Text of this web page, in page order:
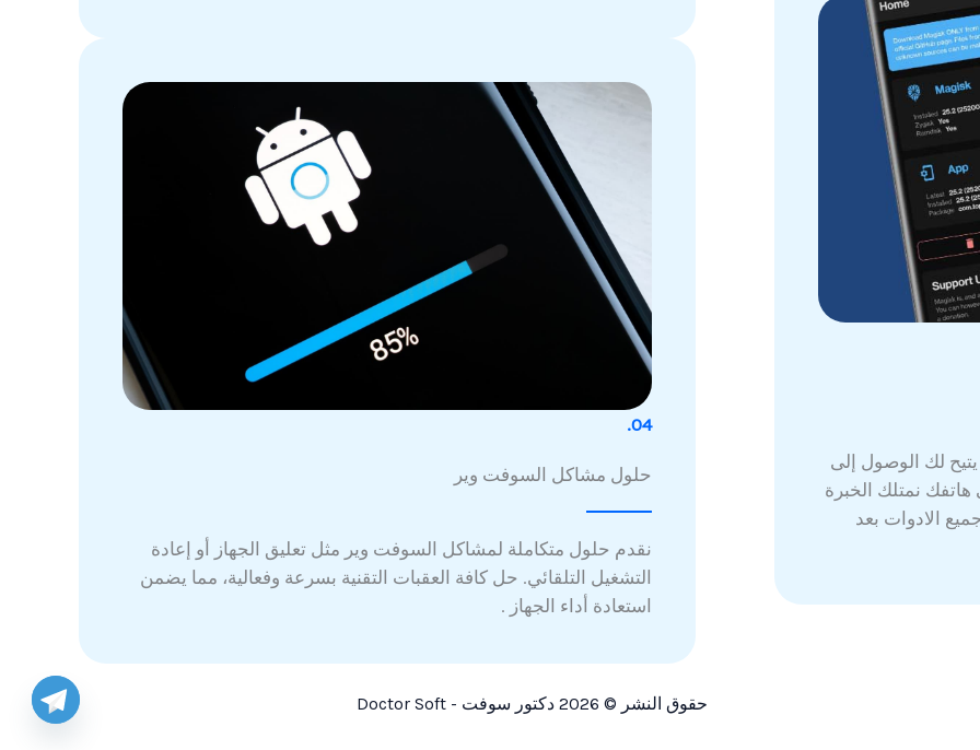
لك الوصول إلى
هاتفك نمتلك الخبرة
بنسبة 100% وتحديث جميع الادوات بعد
04.
حلول مشاكل السوفت وير
نقدم حلول متكاملة لمشاكل السوفت وير مثل تعليق الجهاز أو إعادة
التشغيل التلقائي. حل كافة العقبات التقنية بسرعة وفعالية، مما يضمن
استعادة أداء الجهاز .
حقوق النشر © 2026 دكتور سوفت - Doctor Soft